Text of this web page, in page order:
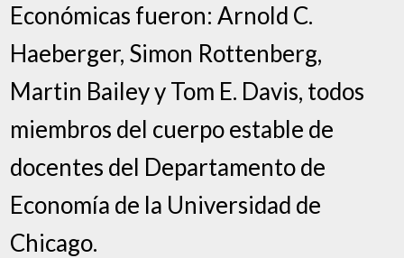
Económicas fueron: Arnold C.
Haeberger, Simon Rottenberg,
Martin Bailey y Tom E. Davis, todos
miembros del cuerpo estable de
docentes del Departamento de
Economía de la Universidad de
Chicago.